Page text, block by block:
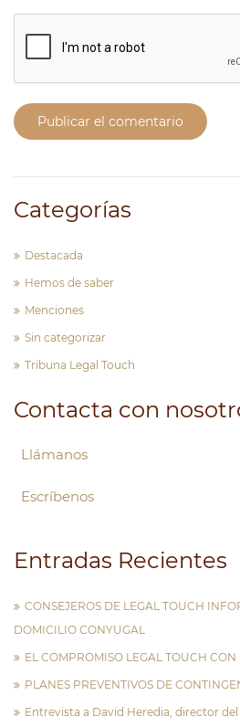
Publicar el comentario
Categorías
Destacada
Hemos de saber
Menciones
Sin categorizar
Tribuna Legal Touch
Contacta con
Llámanos
Escríbenos
Entradas Recientes
CONSEJEROS DE LEGAL TOUCH
DOMICILIO CONYUGAL
EL COMPROMISO LEGAL TOUCH CON
PLANES PREVENTIVOS DE
Entrevista a David Heredia, director